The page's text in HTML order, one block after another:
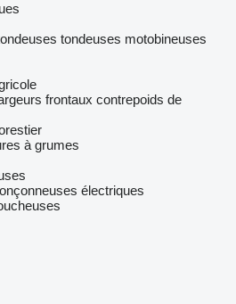
tondeuses motobineuses
frontaux contrepoids de
à grumes
électriques